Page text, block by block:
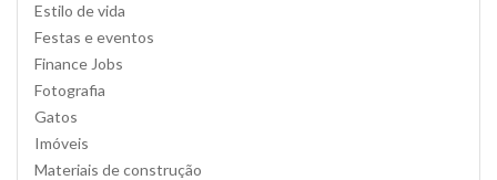
Estilo de vida
Festas e eventos
Finance Jobs
Fotografia
Gatos
Imóveis
Materiais de construção